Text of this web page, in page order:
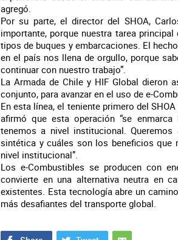
agregó.
Por su parte, el director del SHOA,
importante, porque nuestra tarea
tipos de buques y embarcaciones. El
en el país nos llena de orgullo, porque
continuar con nuestro trabajo”.
La Armada de Chile y HIF Global dieron
conjunto, para avanzar en el uso de e-
En esta línea, el teniente primero del
afirmó que esta operación “se
tenemos a nivel institucional.
sintética y cuáles son los beneficios que
nivel institucional”.
Los e-Combustibles se producen con
convierte en una alternativa neutra en
existentes. Esta tecnología abre un
más desafiantes del transporte global.